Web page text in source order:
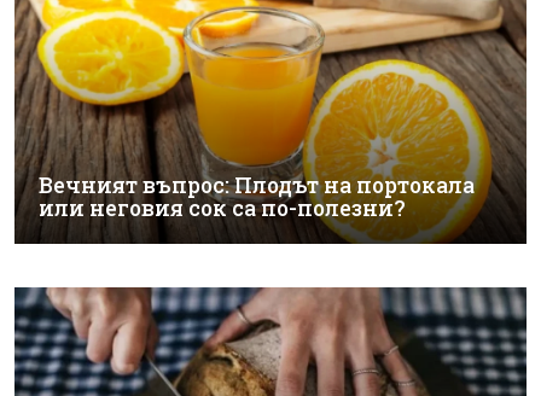
Вечният въпрос: Плодът на портокала
или неговия сок са по-полезни?